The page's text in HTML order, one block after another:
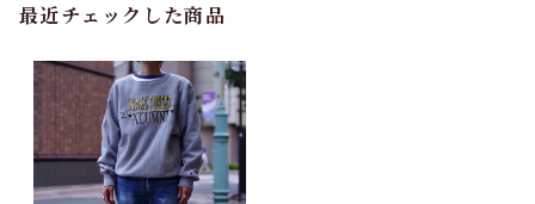
最近チェックした商品